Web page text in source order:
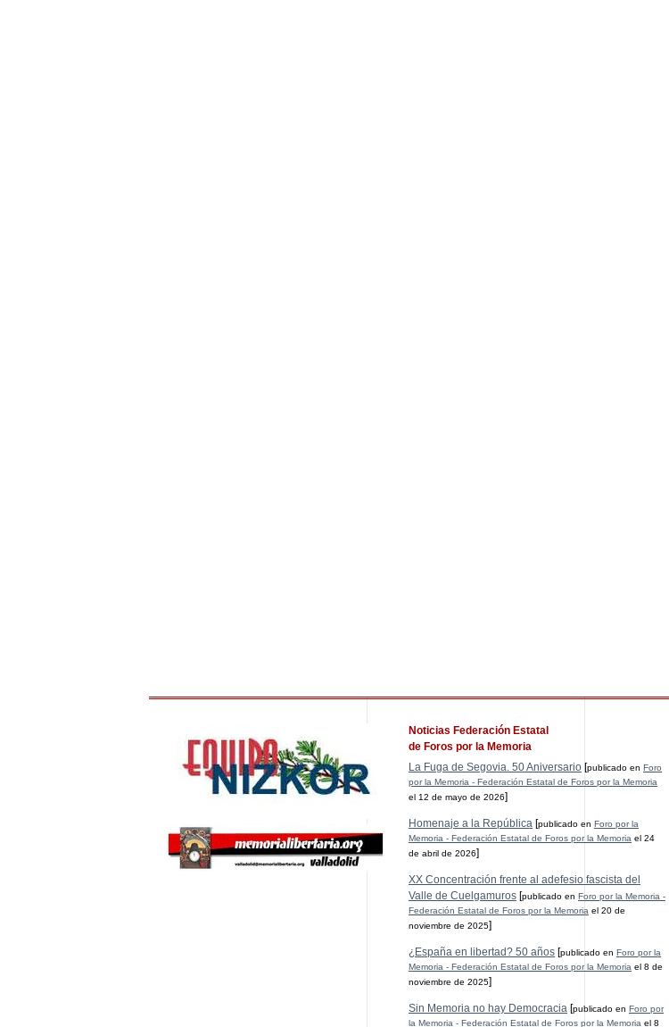
Noticias Federación Estatal
de Foros por la Memoria
La Fuga de Segovia. 50 Aniversario [publicado en Foro
por la Memoria - Federación Estatal de Foros por la Memoria
el 12 de mayo de 2026]
Homenaje a la República [publicado en Foro por la
Memoria - Federación Estatal de Foros por la Memoria el 24
de abril de 2026]
XX Concentración frente al adefesio fascista del
Valle de Cuelgamuros [publicado en Foro por la Memoria -
Federación Estatal de Foros por la Memoria el 20 de
noviembre de 2025]
¿España en libertad? 50 años [publicado en Foro por la
Memoria - Federación Estatal de Foros por la Memoria el 8 de
noviembre de 2025]
Sin Memoria no hay Democracia [publicado en Foro por
la Memoria - Federación Estatal de Foros por la Memoria el 8